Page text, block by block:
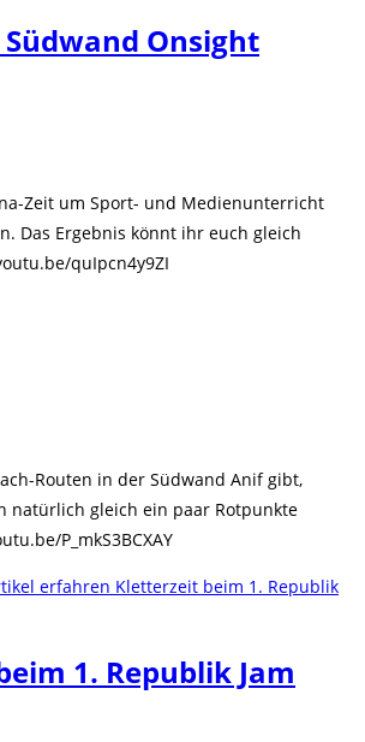
Onsight
Zeit um Sport- und Medienunterricht
Das Ergebnis könnt ihr euch gleich
quIpcn4y9ZI
Routen in der Südwand Anif gibt,
natürlich gleich ein paar Rotpunkte
P_mkS3BCXAY
1. Republik Jam